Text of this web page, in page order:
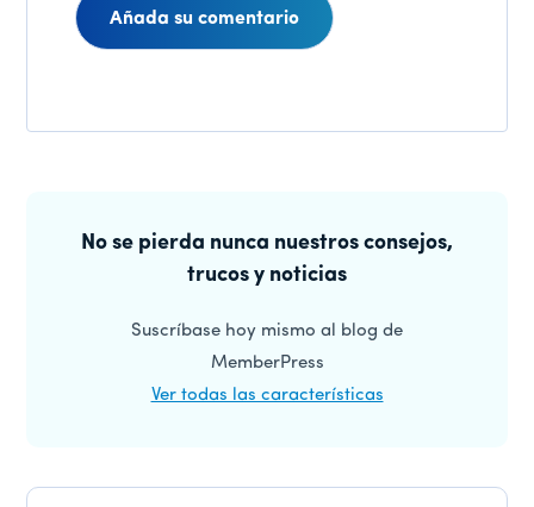
lectores
lateralNo se pierda nunca nuestros consejos,
trucos y noticias
Suscríbase hoy mismo al blog de
MemberPress
Ver todas las características